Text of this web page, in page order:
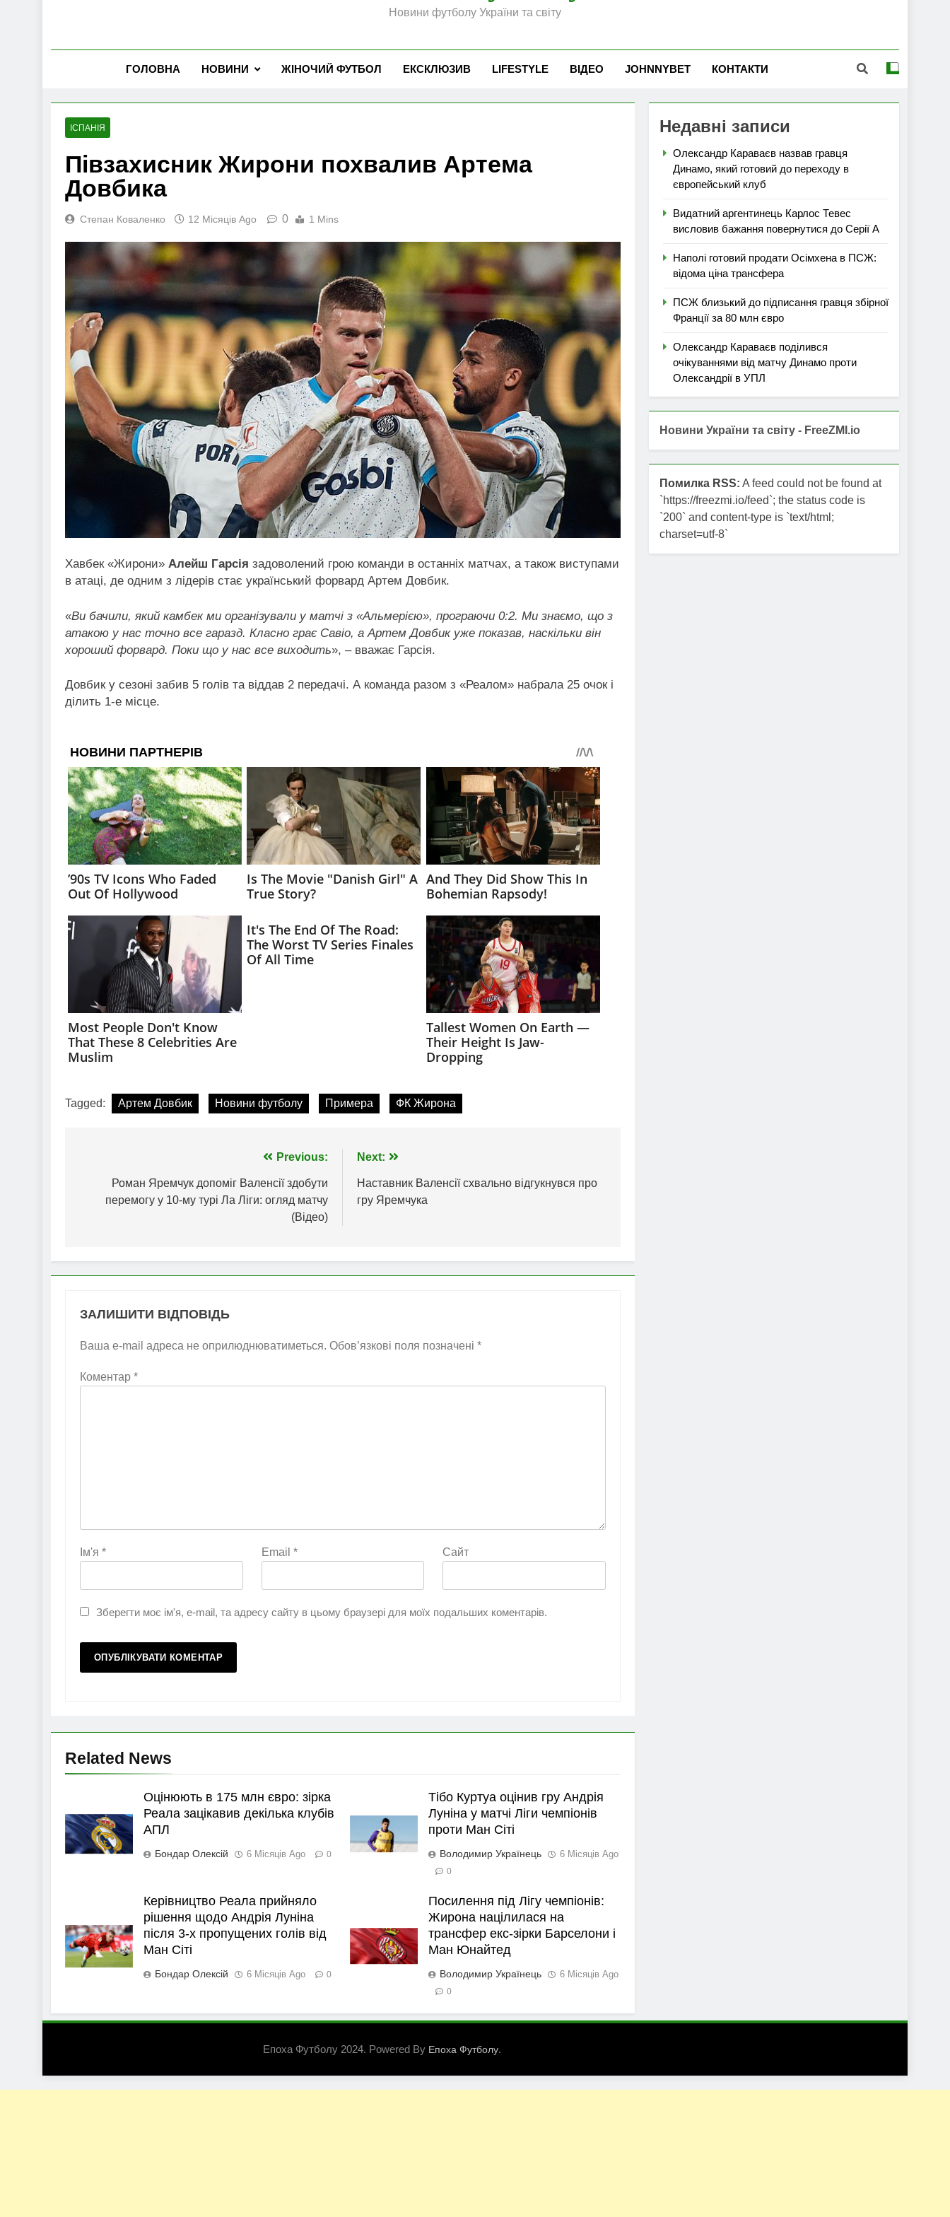
Новини футболу України та світу
ГОЛОВНА НОВИНИ ЖІНОЧИЙ ФУТБОЛ ЕКСКЛЮЗИВ LIFESTYLE ВІДЕО JOHNNYBET КОНТАКТИ
ІСПАНІЯ
Півзахисник Жирони похвалив Артема
Довбика
Степан Коваленко 12 Місяців Ago 0 1 Mins
Хавбек «Жирони» Алейш Гарсія задоволений грою команди в останніх матчах, а також виступами
в атаці, де одним з лідерів стає український форвард Артем Довбик.
«Ви бачили, який камбек ми організували у матчі з «Альмерією», програючи 0:2. Ми знаємо, що з
атакою у нас точно все гаразд. Класно грає Савіо, а Артем Довбик уже показав, наскільки він
хороший форвард. Поки що у нас все виходить», – вважає Гарсія.
Довбик у сезоні забив 5 голів та віддав 2 передачі. А команда разом з «Реалом» набрала 25 очок і
ділить 1-е місце.
Tagged: Артем Довбик Новини футболу Примера ФК Жирона
записів
Previous:
Роман Яремчук допоміг Валенсії здобути
перемогу у 10-му турі Ла Ліги: огляд матчу
(Відео)
Next:
Наставник Валенсії схвально відгукнувся про
гру Яремчука
ЗАЛИШИТИ ВІДПОВІДЬ
Ваша e-mail адреса не оприлюднюватиметься. Обов’язкові поля позначені *
Коментар *
Ім'я * Email * Сайт
Зберегти моє ім'я, e-mail, та адресу сайту в цьому браузері для моїх подальших коментарів.
Related News
Оцінюють в 175 млн євро: зірка
Реала зацікавив декілька клубів
АПЛ
Бондар Олексій 6 Місяців Ago 0
Тібо Куртуа оцінив гру Андрія
Луніна у матчі Ліги чемпіонів
проти Ман Сіті
Володимир Українець 6 Місяців Ago
0
Керівництво Реала прийняло
рішення щодо Андрія Луніна
після 3-х пропущених голів від
Ман Сіті
Бондар Олексій 6 Місяців Ago 0
Посилення під Лігу чемпіонів:
Жирона націлилася на
трансфер екс-зірки Барселони і
Ман Юнайтед
Володимир Українець 6 Місяців Ago
0
Недавні записи
Олександр Караваєв назвав гравця
Динамо, який готовий до переходу в
європейський клуб
Видатний аргентинець Карлос Тевес
висловив бажання повернутися до Серії А
Наполі готовий продати Осімхена в ПСЖ:
відома ціна трансфера
ПСЖ близький до підписання гравця збірної
Франції за 80 млн євро
Олександр Караваєв поділився
очікуваннями від матчу Динамо проти
Олександрії в УПЛ
Новини України та світу - FreeZMI.io
Помилка RSS: A feed could not be found at
`https://freezmi.io/feed`; the status code is
`200` and content-type is `text/html;
charset=utf-8`
Епоха Футболу 2024. Powered By Епоха Футболу.